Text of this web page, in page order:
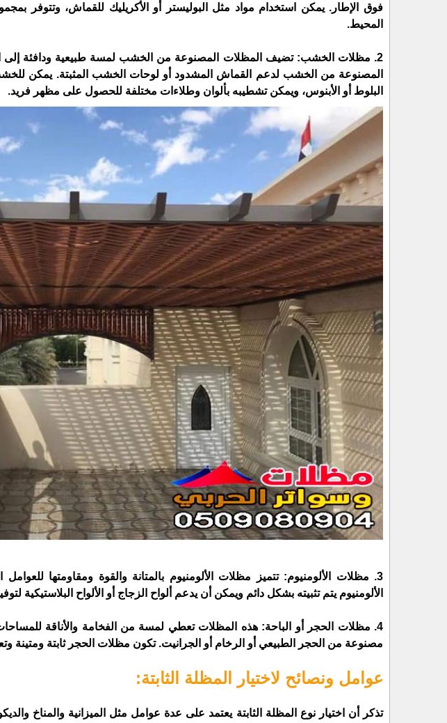
فوق الإطار. يمكن استخدام مواد مثل البوليستر أو الأكريليك للقماش، وتتوفر
المحيط.
2. مظلات الخشب: تضيف المظلات المصنوعة من الخشب لمسة طبيعية ودافئة إلى
المصنوعة من الخشب لدعم القماش المشدود أو لوحات الخشب المثبتة. يمكن
البلوط أو الأبنوس، ويمكن تشطيبه بألوان وطلاءات مختلفة للحصول على مظهر فريد.
3. مظلات الألومنيوم: تتميز مظلات الألومنيوم بالمتانة والقوة ومقاومتها
الألومنيوم يتم تثبيته بشكل دائم ويمكن أن يدعم ألواح الزجاج أو الألواح البلاستيكية
4. مظلات الحجر أو الباحة: هذه المظلات تعطي لمسة من الفخامة والأناقة
مصنوعة من الحجر الطبيعي أو الرخام أو الجرانيت. تكون مظلات الحجر ثابتة ومتينة
عوامل ونصائح لاختيار المظلة الثابتة:
تذكر أن اختيار نوع المظلة الثابتة يعتمد على عدة عوامل مثل الميزانية والمناخ